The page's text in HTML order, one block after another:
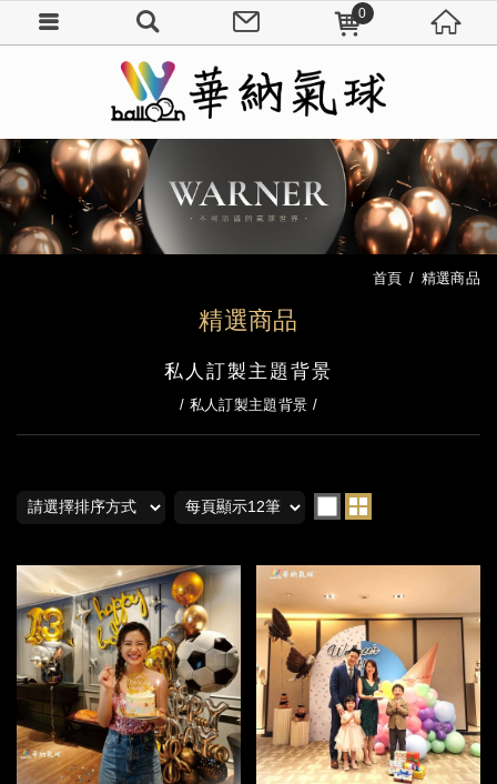
精選商品
首頁 精選商品
私人訂製主題背景
私人訂製主題背景
0